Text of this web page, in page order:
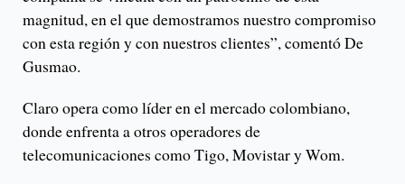
magnitud, en el que demostramos nuestro compromiso
con esta región y con nuestros clientes”, comentó De
Gusmao.
Claro opera como líder en el mercado colombiano,
donde enfrenta a otros operadores de
telecomunicaciones como Tigo, Movistar y Wom.